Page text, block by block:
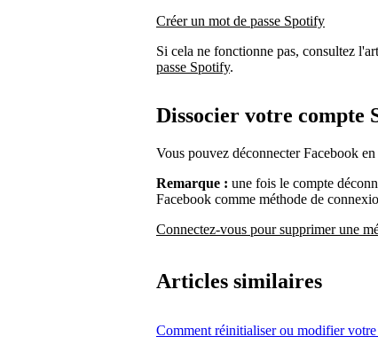
Créer un mot de passe Spotify
Si cela ne fonctionne pas, consultez
passe Spotify.
Dissocier votre compte
Vous pouvez déconnecter Facebook
Remarque : une fois le compte
Facebook comme méthode de
Connectez-vous pour supprimer une
Articles similaires
Comment réinitialiser ou modifier